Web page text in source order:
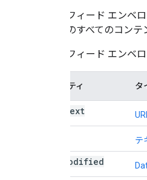
データフィード エンベ
ログ内のすべてのコン
データフィード エンベ
プロパティ タ
@context
テ
Modified